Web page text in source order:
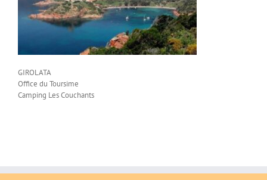
GIROLATA
Office du Toursime
Camping Les Couchants